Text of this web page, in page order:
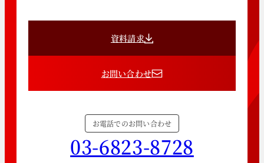
資料請求
お問い合わせ
お電話でのお問い合わせ
03-6823-8728